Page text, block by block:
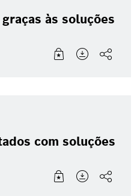
às soluções
com soluções